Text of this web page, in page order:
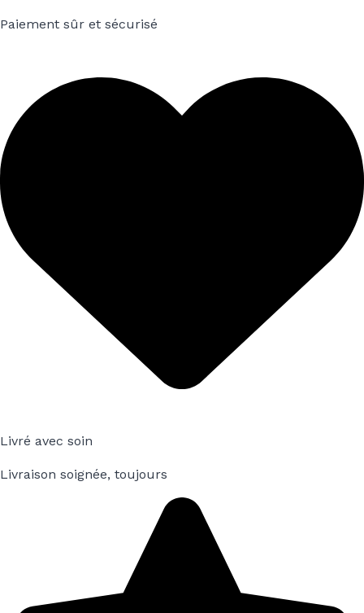
Paiement sûr et sécurisé
Livré avec soin
Livraison soignée, toujours